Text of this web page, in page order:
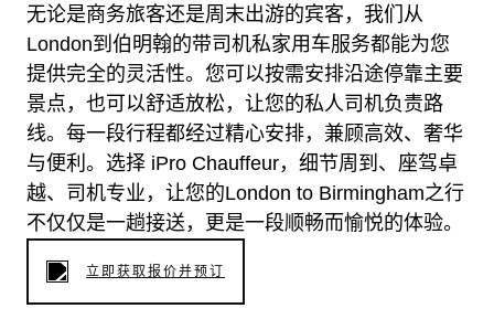
无论是商务旅客还是周末出游的宾客，我们从
London到伯明翰的带司机私家用车服务都能为您
提供完全的灵活性。您可以按需安排沿途停靠主要
景点，也可以舒适放松，让您的私人司机负责路
线。每一段行程都经过精心安排，兼顾高效、奢华
与便利。选择 iPro Chauffeur，细节周到、座驾卓
越、司机专业，让您的London to Birmingham之行
不仅仅是一趟接送，更是一段顺畅而愉悦的体验。
立即获取报价并预订